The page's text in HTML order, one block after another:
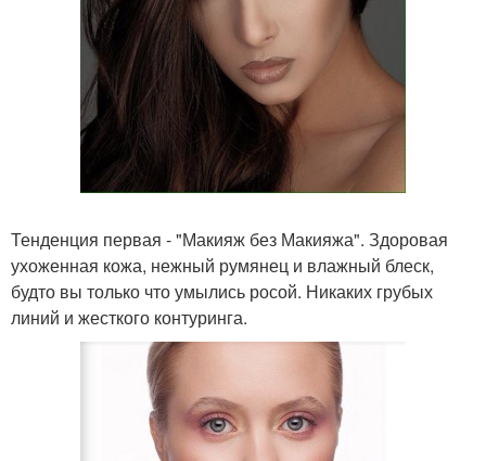
Тенденция первая - "Макияж без Макияжа". Здоровая
ухоженная кожа, нежный румянец и влажный блеск,
будто вы только что умылись росой. Никаких грубых
линий и жесткого контуринга.